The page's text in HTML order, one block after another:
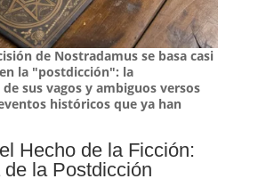
de Nostradamus se basa casi
la "postdicción": la
sus vagos y ambiguos versos
históricos que ya han
Hecho de la Ficción:
la Postdicción